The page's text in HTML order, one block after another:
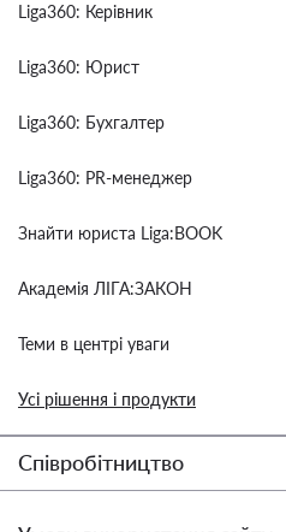
Liga360: Керівник
Liga360: Юрист
Liga360: Бухгалтер
Liga360: PR-менеджер
Знайти юриста Liga:BOOK
Академія ЛІГА:ЗАКОН
Теми в центрі уваги
Усі рішення і продукти
Співробітництво